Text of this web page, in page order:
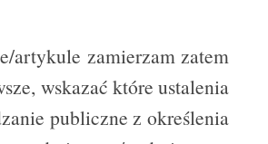
artykule zamierzam zatem
wskazać które ustalenia
publiczne z określenia